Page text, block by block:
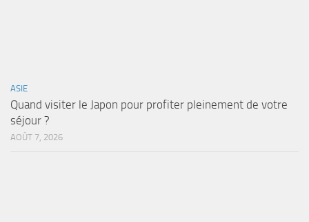
ASIE
Quand visiter le Japon pour profiter pleinement de votre
séjour ?
AOÛT 7, 2026